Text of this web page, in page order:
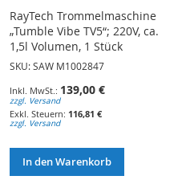
RayTech Trommelmaschine
„Tumble Vibe TV5“; 220V, ca.
1,5l Volumen, 1 Stück
SKU: SAW M1002847
139,00 €
zzgl. Versand
116,81 €
zzgl. Versand
In den Warenkorb